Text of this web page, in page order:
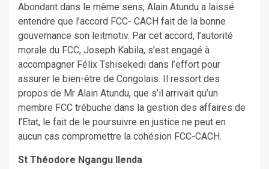
Abondant dans le même sens, Alain Atundu a laissé
entendre que l’accord FCC- CACH fait de la bonne
gouvernance son leitmotiv. Par cet accord, l’autorité
morale du FCC, Joseph Kabila, s’est engagé à
accompagner Félix Tshisekedi dans l’effort pour
assurer le bien-être de Congolais. Il ressort des
propos de Mr Alain Atundu, que s’il arrivait qu’un
membre FCC trébuche dans la gestion des affaires de
l’Etat, le fait de le poursuivre en justice ne peut en
aucun cas compromettre la cohésion FCC-CACH.
St Théodore Ngangu Ilenda